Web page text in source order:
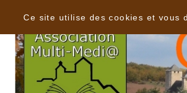
Ce site utilise des cookies et vous